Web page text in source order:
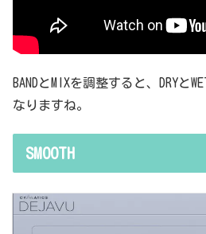
BANDとMIXを調整すると、DRYと
なりますね。
SMOOTH